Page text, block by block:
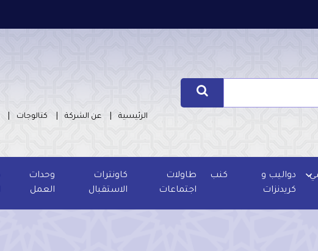
الرئيسية عن الشركة كتالوجات
دواليب و
كريدنزات
كنب
طاولات
اجتماعات
كاونترات
الاستقبال
وحدات
العمل